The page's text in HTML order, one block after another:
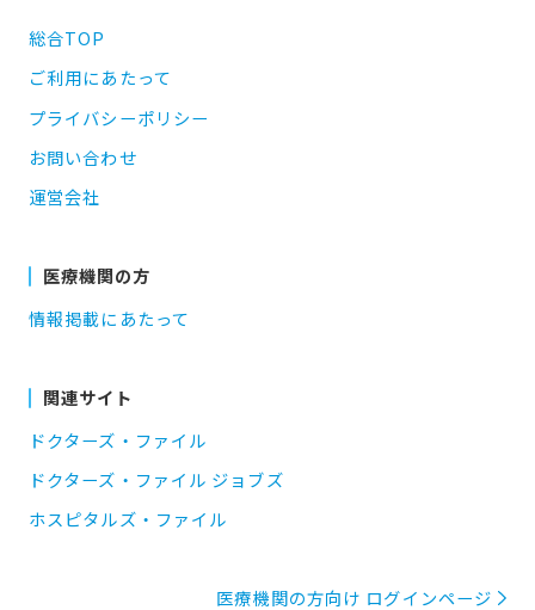
総合TOP
ご利用にあたって
プライバシーポリシー
お問い合わせ
運営会社
医療機関の方
情報掲載にあたって
関連サイト
ドクターズ・ファイル
ドクターズ・ファイル ジョブズ
ホスピタルズ・ファイル
医療機関の方向け ログインページ